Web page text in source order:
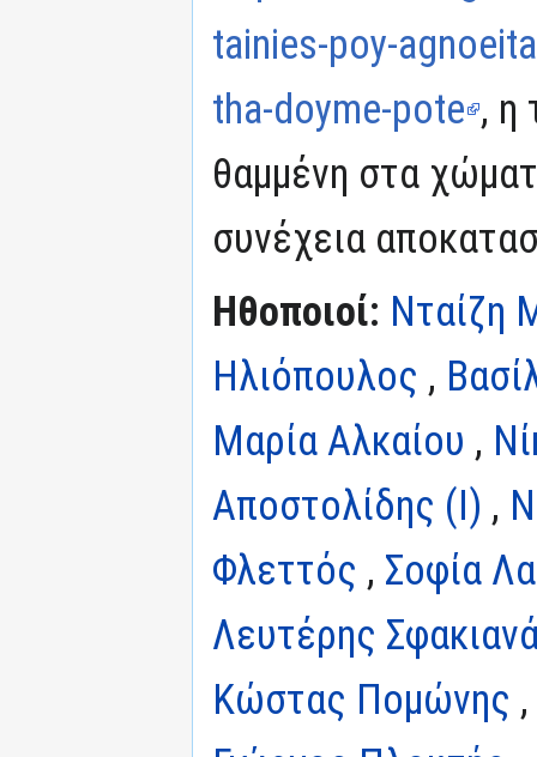
tainies-poy-
tha-doyme-pote , η
θαμμένη στα
συνέχεια
Ηθοποιοί: Νταίζη
Ηλιόπουλος ,
Μαρία Αλκαίου ,
Αποστολίδης (I) ,
Φλεττός , Σοφία
Λευτέρης
Κώστας Πομώνης ,